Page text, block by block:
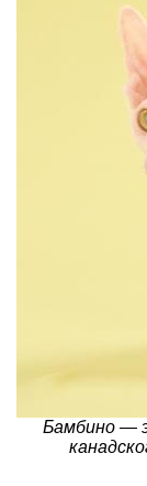
Бамбино —